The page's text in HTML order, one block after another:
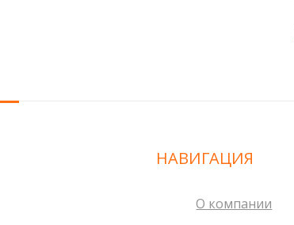
НАВИГАЦИЯ
О компании